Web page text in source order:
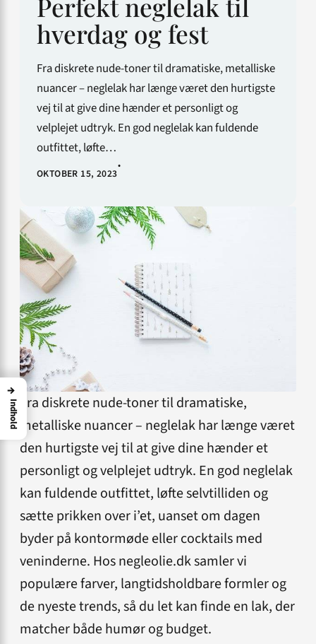
Perfekt neglelak til
hverdag og fest
Fra diskrete nude-toner til dramatiske, metalliske
nuancer – neglelak har længe været den hurtigste
vej til at give dine hænder et personligt og
velplejet udtryk. En god neglelak kan fuldende
outfittet, løfte…
OKTOBER 15, 2023
•
Fra diskrete nude-toner til dramatiske,
metalliske nuancer – neglelak har længe været
den hurtigste vej til at give dine hænder et
personligt og velplejet udtryk. En god neglelak
kan fuldende outfittet, løfte selvtilliden og
sætte prikken over i’et, uanset om dagen
byder på kontormøde eller cocktails med
veninderne. Hos negleolie.dk samler vi
populære farver, langtidsholdbare formler og
de nyeste trends, så du let kan finde en lak, der
matcher både humør og budget.
→
Indhold